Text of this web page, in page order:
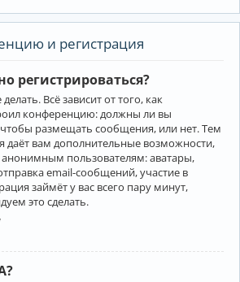
и регистрация
регистрироваться?
Всё зависит от того, как
конференцию: должны ли вы
чтобы размещать сообщения, или нет. Тем
даёт вам дополнительные возможности,
пользователям: аватары,
email-сообщений, участие в
займёт у вас всего пару минут,
это сделать.